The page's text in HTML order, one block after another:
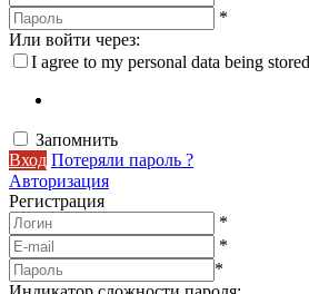
*
Или войти через:
I agree to my personal data being
Запомнить
Вход Потеряли пароль ?
Авторизация
Регистрация
*
*
*